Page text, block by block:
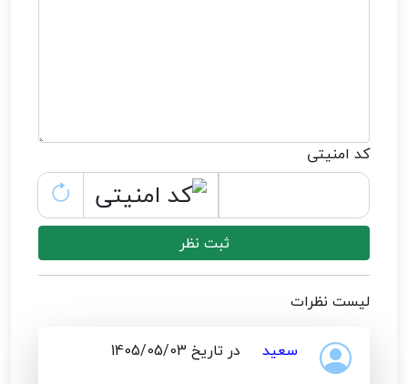
کد امنیتی
ثبت نظر
لیست نظرات
سعید
در تاریخ 1405/05/03